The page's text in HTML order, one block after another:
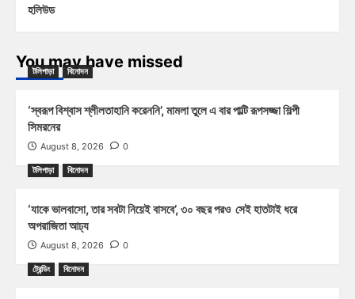
হলিউড
You may have missed
টলিপাড়া বিনোদন
‘স্বরূপ বিশ্বাস শ্লীলতাহানি করেননি’, মামলা তুলে এ বার পাল্টি রূপসজ্জা শিল্পী
সিমরনের
August 8, 2026 0
টলিপাড়া বিনোদন
‘যাকে ভালবাসো, তার সবটা নিয়েই বাসবে’, ৩০ বছর পরও সেই হাতটাই ধরে
অপরাজিতা আঢ্য
August 8, 2026 0
ট্রেন্ডিং বিনোদন